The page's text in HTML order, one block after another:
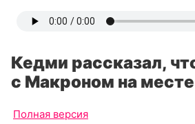
Кедми рассказал,
с Макроном на
Полная версия